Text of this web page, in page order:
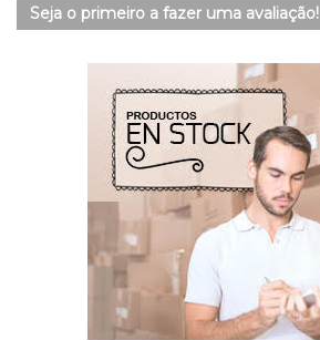
Seja o primeiro a fazer uma avaliação!